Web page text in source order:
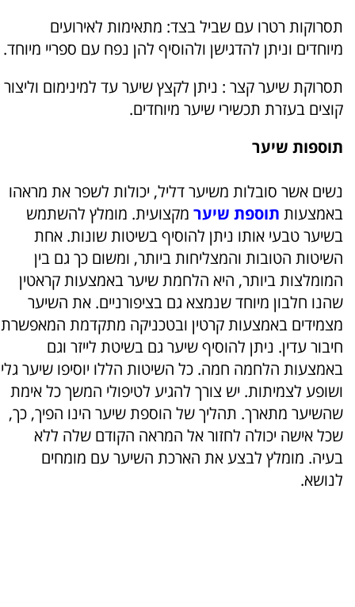
תסרוקות רטרו עם שביל בצד: מתאימות לאירועים
מיוחדים וניתן להדגישן ולהוסיף להן נפח עם ספריי מיוחד.
תסרוקת שיער קצר : ניתן לקצץ שיער עד למינימום וליצור
קוצים בעזרת תכשירי שיער מיוחדים.
תוספות שיער
נשים אשר סובלות משיער דליל, יכולות לשפר את מראהו
באמצעות תוספת שיער מקצועית. מומלץ להשתמש
בשיער טבעי אותו ניתן להוסיף בשיטות שונות. אחת
השיטות הטובות והמצליחות ביותר, ומשום כך גם בין
המומלצות ביותר, היא הלחמת שיער באמצעות קראטין
שהנו חלבון מיוחד שנמצא גם בציפורניים. את השיער
מצמידים באמצעות קרטין ובטכניקה מתקדמת המאפשרת
חיבור עדין. ניתן להוסיף שיער גם בשיטת לייזר וגם
באמצעות הלחמה חמה. כל השיטות הללו יוסיפו שיער גלי
ושופע לצמיתות. יש צורך להגיע לטיפולי המשך כל אימת
שהשיער מתארך. תהליך של הוספת שיער הינו הפיך, כך,
שכל אישה יכולה לחזור אל המראה הקודם שלה ללא
בעיה. מומלץ לבצע את הארכת השיער עם מומחים
לנושא.